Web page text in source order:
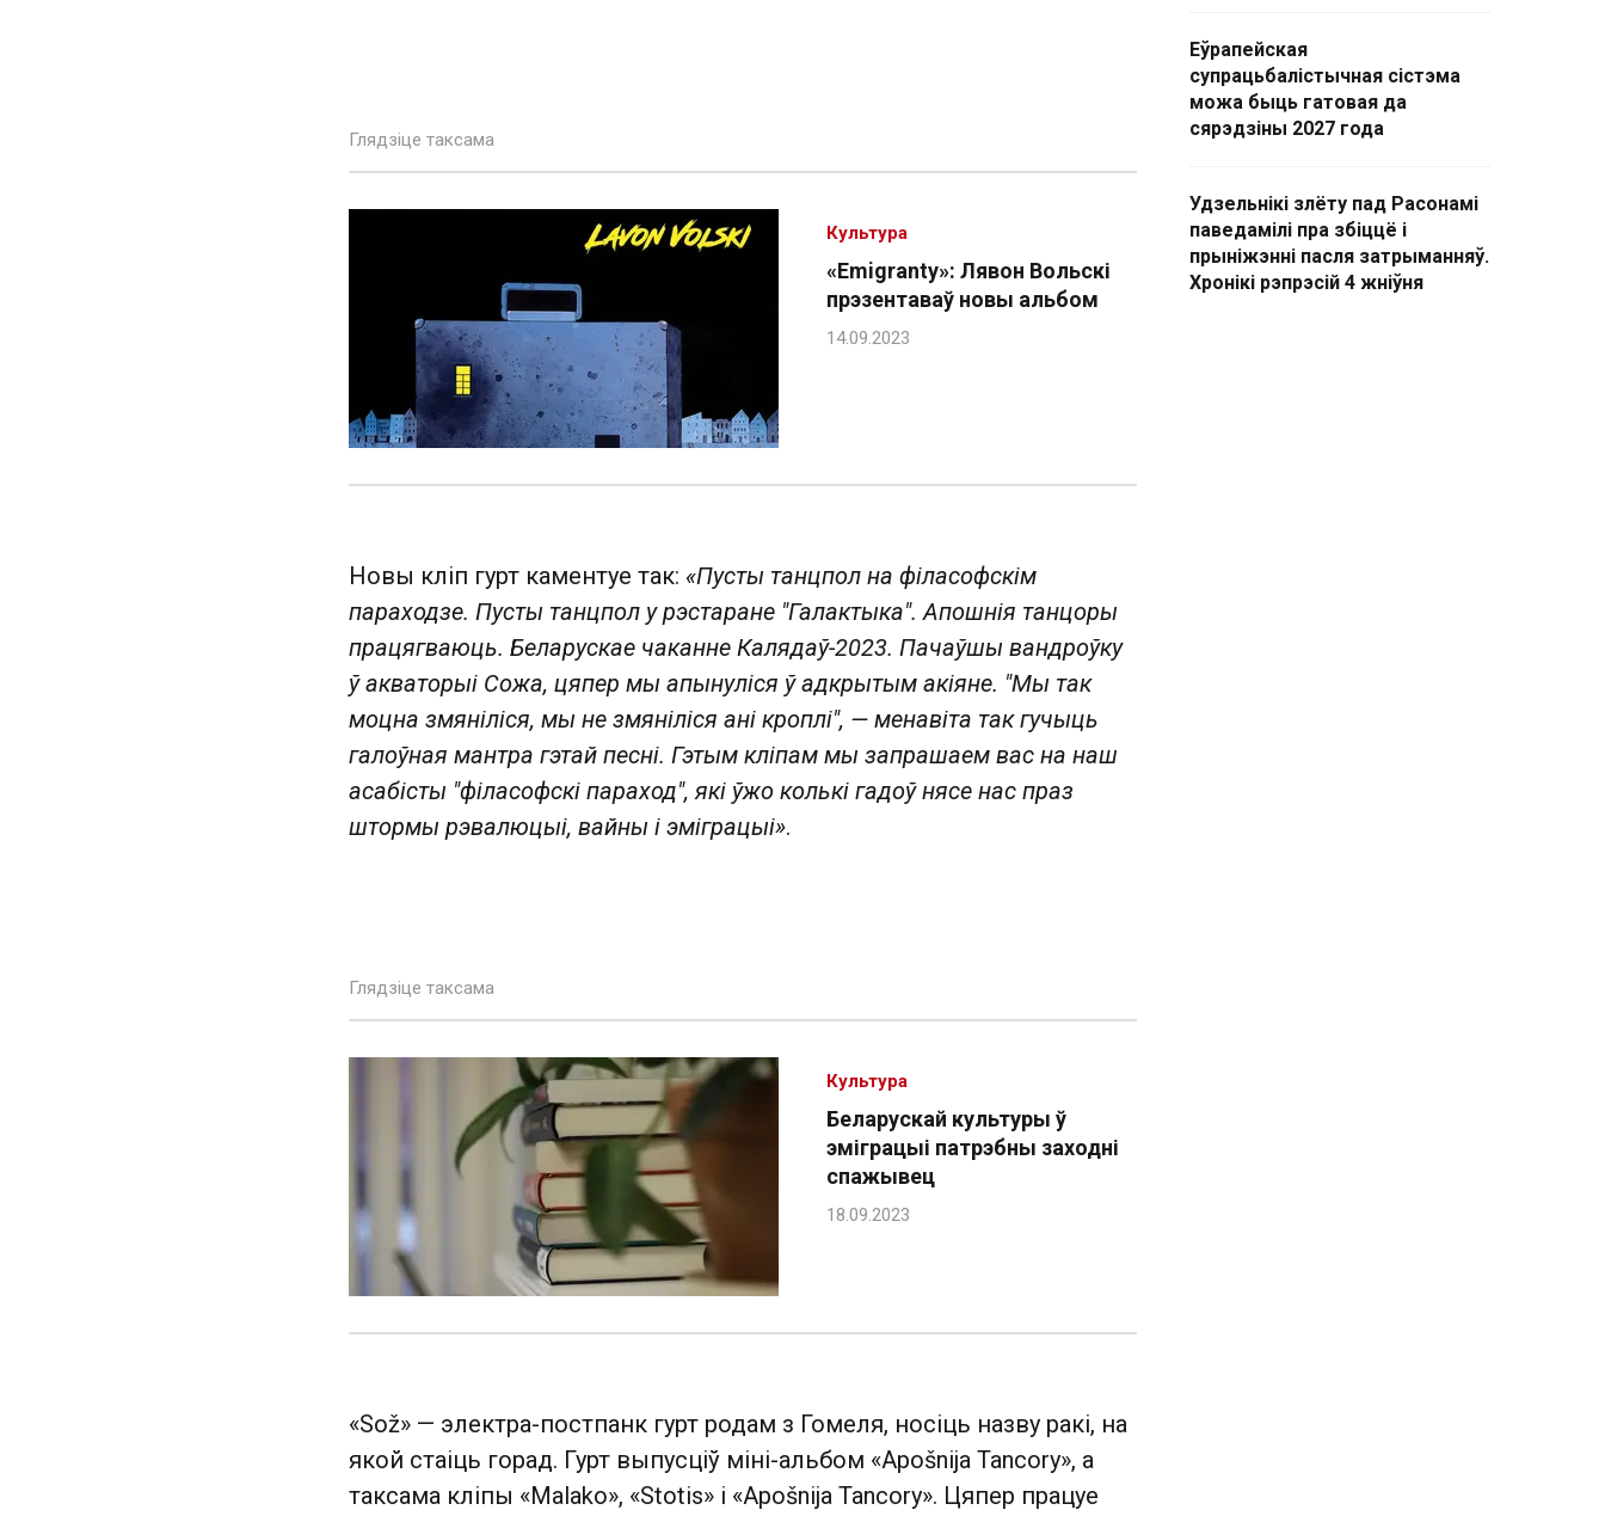
Глядзіце таксама
«Emigranty»: Лявон Вольскі
прэзентаваў новы альбом
Культура
Новы кліп гурт каментуе так: «Пусты танцпол на філасофскім
параходзе. Пусты танцпол у рэстаране "Галактыка". Апошнія танцоры
працягваюць. Беларускае чаканне Калядаў-2023. Пачаўшы вандроўку
ў акваторыі Сожа, цяпер мы апынуліся ў адкрытым акіяне. "Мы так
моцна змяніліся, мы не змяніліся ані кроплі", — менавіта так гучыць
галоўная мантра гэтай песні. Гэтым кліпам мы запрашаем вас на наш
асабісты "філасофскі параход", які ўжо колькі гадоў нясе нас праз
штормы рэвалюцыі, вайны і эміграцыі».
Глядзіце таксама
Беларускай культуры ў
эміграцыі патрэбны заходні
спажывец
Культура
«Sož» — электра-постпанк гурт родам з Гомеля, носіць назву ракі, на
якой стаіць горад. Гурт выпусціў міні-альбом «Apošnija Tancory», а
таксама кліпы «Malako», «Stotis» i «Apošnija Tancory». Цяпер працуе
Еўрапейская
супрацьбалістычная сістэма
можа быць гатовая да
сярэдзіны 2027 года
Удзельнікі злёту пад Расонамі
паведамілі пра збіццё і
прыніжэнні пасля затрыманняў.
Хронікі рэпрэсій 4 жніўня